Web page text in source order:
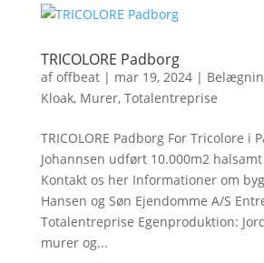
TRICOLORE Padborg
afoffbeat| mar 19, 2024|
Kloak, Murer, Totalentreprise
TRICOLORE Padborg For Tricolore i
Johannsen udført 10.000m2
Kontakt os her Informationer om
Hansen og Søn Ejendomme A/S
Totalentreprise Egenproduktion:
murer og...